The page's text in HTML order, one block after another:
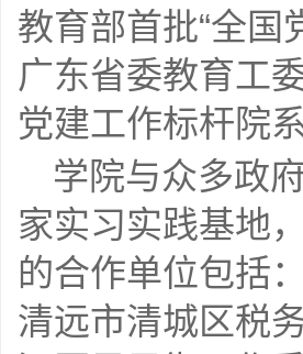
教育部首批“全国
广东省委教育工
党建工作标杆院
学院与众多政
家实习实践基地
的合作单位包括
清远市清城区税